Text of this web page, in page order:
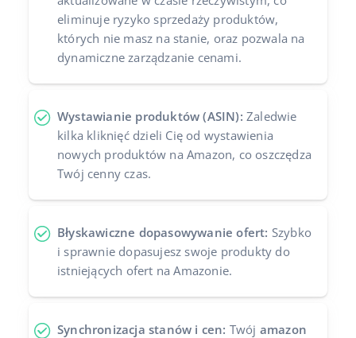
eliminuje ryzyko sprzedaży produktów,
których nie masz na stanie, oraz pozwala na
dynamiczne zarządzanie cenami.
Wystawianie produktów (ASIN): Zaledwie
kilka kliknięć dzieli Cię od wystawienia
nowych produktów na Amazon, co oszczędza
Twój cenny czas.
Błyskawiczne dopasowywanie ofert: Szybko
i sprawnie dopasujesz swoje produkty do
istniejących ofert na Amazonie.
Synchronizacja stanów i cen: Twój amazon